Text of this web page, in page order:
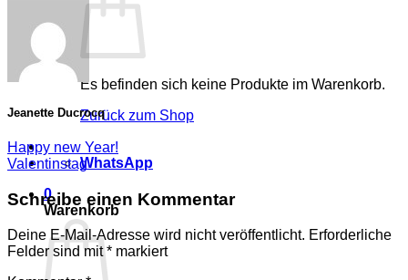
Es befinden sich keine Produkte im Warenkorb.
Zurück zum Shop
WhatsApp
0
Warenkorb
Jeanette Ducrocq
Happy new Year!
Valentinstag
Schreibe einen Kommentar
Deine E-Mail-Adresse wird nicht veröffentlicht. Erforderliche
Felder sind mit* markiert